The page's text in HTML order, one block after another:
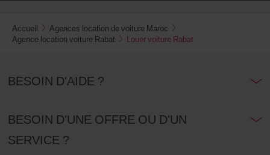
Accueil
Agences location de voiture Maroc
Agence location voiture Rabat
Louer voiture Rabat
BESOIN D'AIDE ?
BESOIN D'UNE OFFRE OU D'UN
SERVICE ?